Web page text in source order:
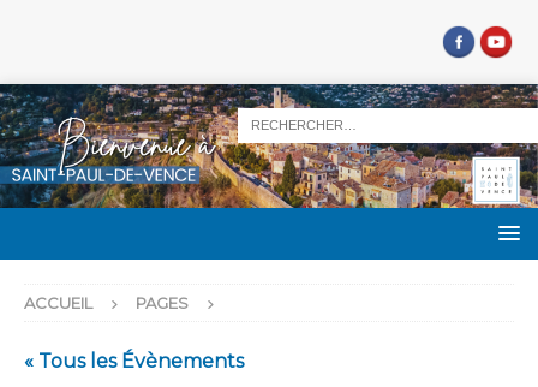
ACCUEIL PAGES
« Tous les Évènements